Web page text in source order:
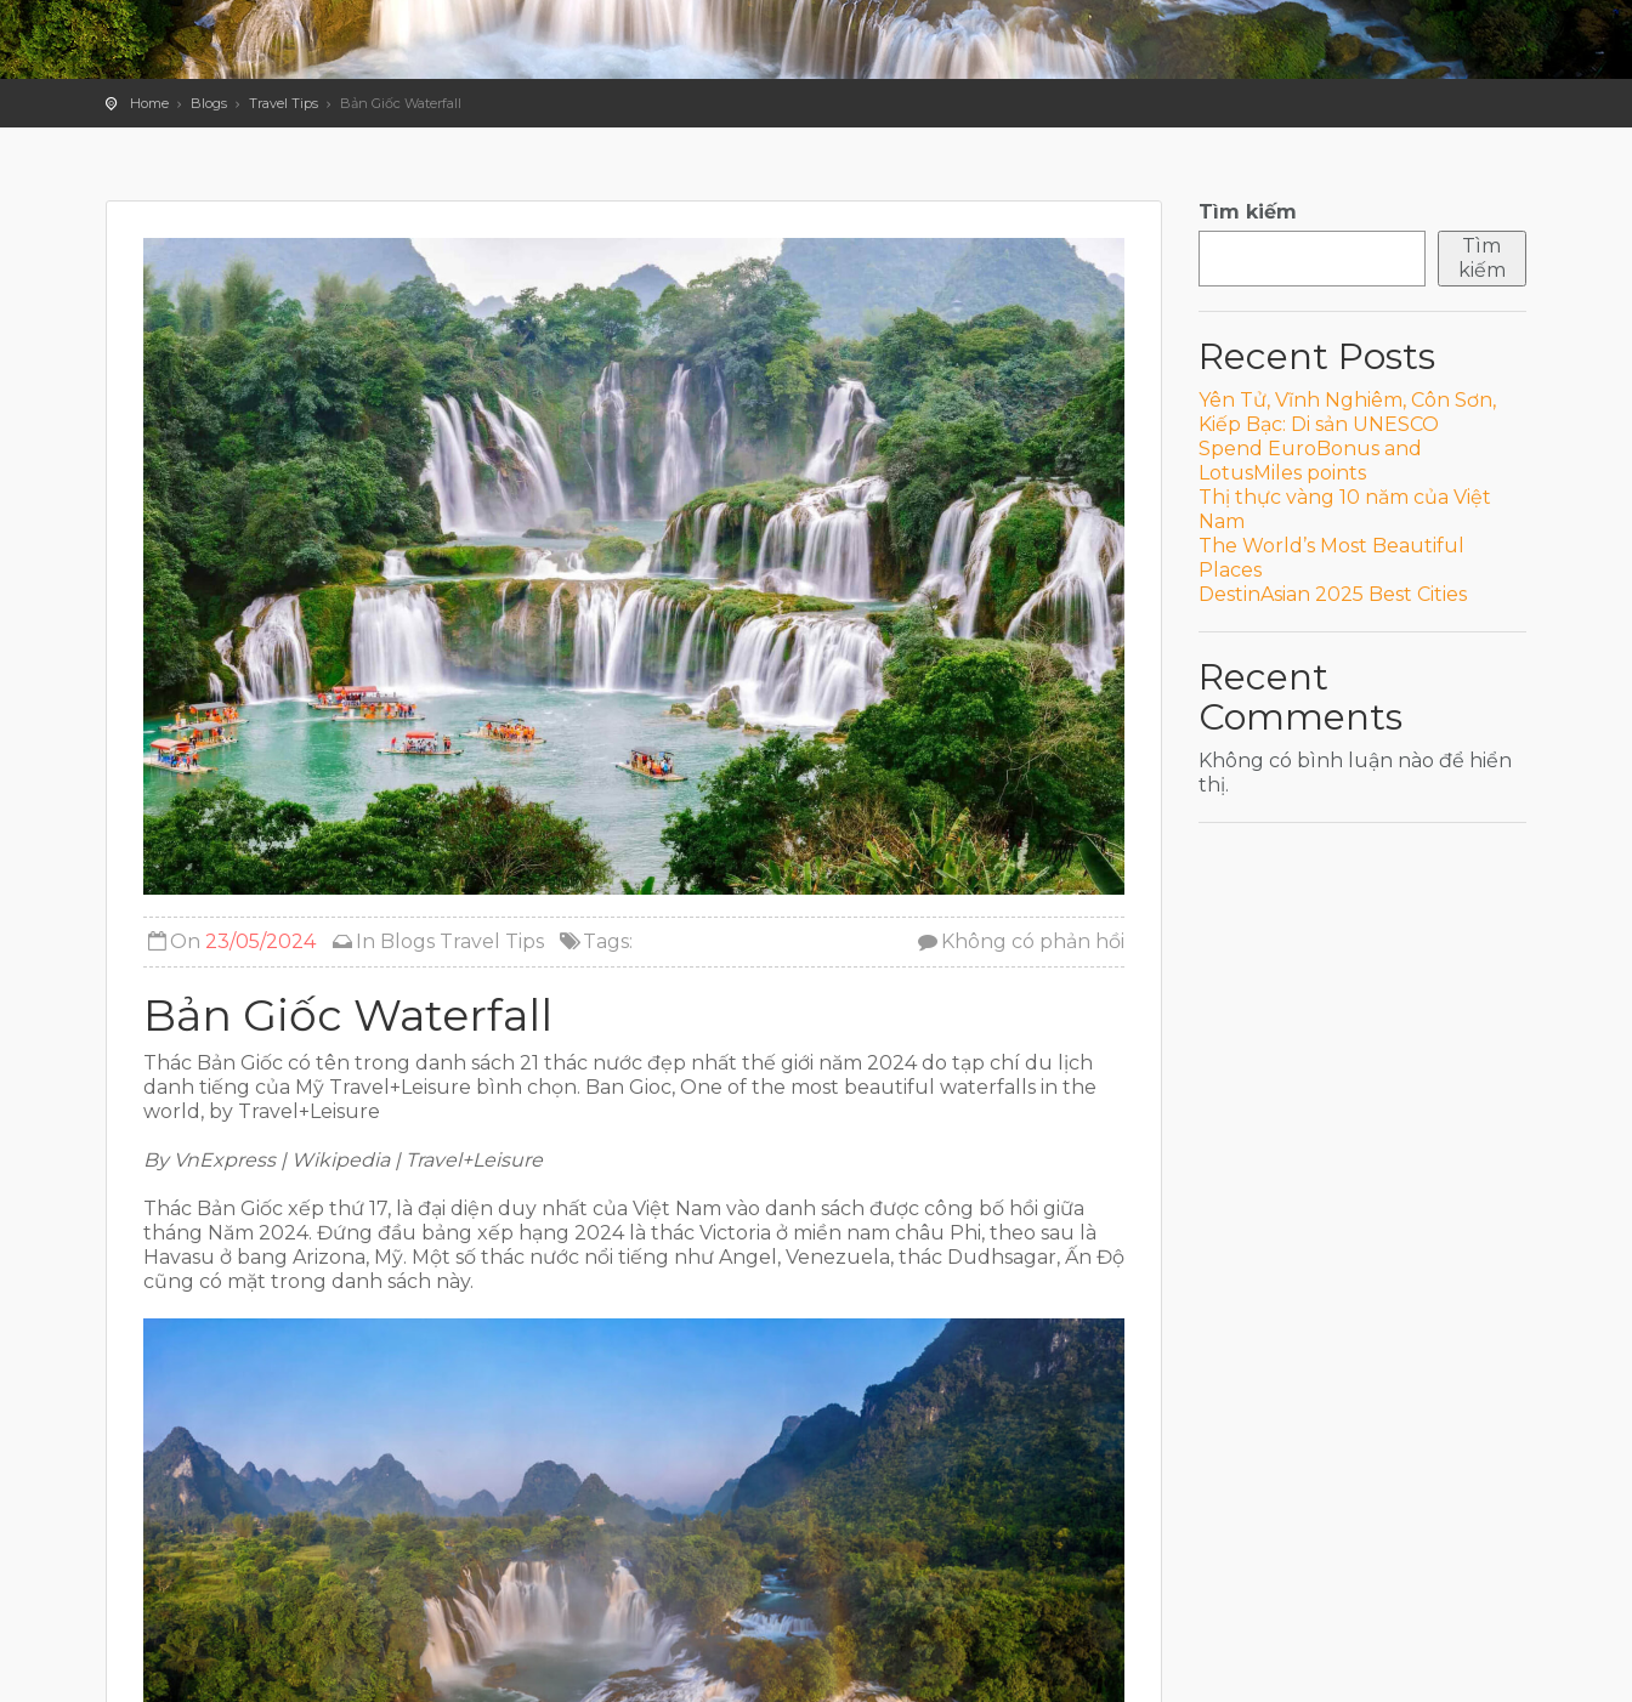
Home Blogs Travel Tips Bản Giốc Waterfall
On 23/05/2024 In Blogs Travel Tips Tags: Không có phản hồi
Bản Giốc Waterfall
Thác Bản Giốc có tên trong danh sách 21 thác nước đẹp nhất thế giới năm 2024 do tạp chí du lịch
danh tiếng của Mỹ Travel+Leisure bình chọn. Ban Gioc, One of the most beautiful waterfalls in the
world, by Travel+Leisure
By VnExpress | Wikipedia | Travel+Leisure
Thác Bản Giốc xếp thứ 17, là đại diện duy nhất của Việt Nam vào danh sách được công bố hồi giữa
tháng Năm 2024. Đứng đầu bảng xếp hạng 2024 là thác Victoria ở miền nam châu Phi, theo sau là
Havasu ở bang Arizona, Mỹ. Một số thác nước nổi tiếng như Angel, Venezuela, thác Dudhsagar, Ấn Độ
cũng có mặt trong danh sách này.
Tìm kiếm
Tìm
kiếm
Recent Posts
Yên Tử, Vĩnh Nghiêm, Côn Sơn,
Kiếp Bạc: Di sản UNESCO
Spend EuroBonus and
LotusMiles points
Thị thực vàng 10 năm của Việt
Nam
The World’s Most Beautiful
Places
DestinAsian 2025 Best Cities
Recent
Comments
Không có bình luận nào để hiển
thị.